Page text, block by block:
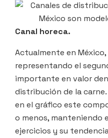
Canal horeca.
Actualmente en
representando el
importante en valor
distribución de la
en el gráfico este
o menos, manteniendo
ejercicios y su